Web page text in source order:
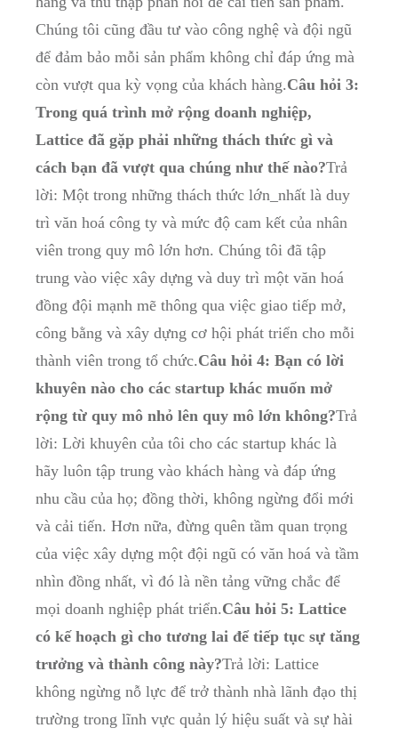
Chúng tôi cũng đầu tư​ vào công nghệ và đội ngũ
để đảm bảo mỗi sản⁣ phẩm không chỉ đáp ​ứng mà⁢
còn vượt⁢ qua kỳ ⁣vọng của khách hàng.Câu‍ hỏi 3:
⁢Trong⁣ quá‌ trình mở ⁣rộng doanh nghiệp,
Lattice đã gặp phải những thách thức ‌gì và‌
cách bạn đã ​vượt qua chúng như⁤ thế⁤ nào?Trả
lời: Một trong những thách ⁤thức lớn_nhất là duy
trì⁣ văn hoá công ty và mức độ cam kết của⁣ nhân
⁢viên trong quy mô lớn hơn. Chúng tôi‌ đã tập
trung vào việc xây dựng‌ và duy trì một văn hoá
đồng ⁢đội ⁢mạnh mẽ thông‌ qua việc giao tiếp mở,
công bằng và xây dựng ​cơ ⁤hội phát⁣ triển cho ‌mỗi
thành viên trong tổ chức.Câu hỏi⁣ 4: Bạn‌ có lời
khuyên nào cho các startup ⁣khác muốn‍ mở
⁣rộng⁣ từ⁤ quy mô⁤ nhỏ lên quy mô⁢ lớn không?Trả
lời: Lời ‌khuyên⁣ của⁣ tôi cho các ⁤startup ​khác là
hãy​ luôn tập ⁢trung vào khách hàng và‍ đáp ứng
⁣nhu ⁤cầu của họ; đồng ⁢thời,‍ không‍ ngừng đổi mới
và cải ⁢tiến. Hơn nữa, đừng⁣ quên⁣ tầm quan ‌trọng ​
của việc xây dựng một đội ngũ có văn hoá ⁤và‍ tầm
nhìn​ đồng nhất, ​vì⁣ đó là nền tảng vững ⁢chắc để
⁤mọi doanh nghiệp‍ phát triển.Câu hỏi 5: Lattice
có kế​ hoạch‍ gì cho tương lai để tiếp⁤ tục ⁣sự tăng​
trưởng ‌và thành⁤ công⁣ này?Trả lời: Lattice
không ⁢ngừng nỗ lực ​để trở thành nhà lãnh đạo thị
trường trong lĩnh vực quản lý hiệu‌ suất và sự hài